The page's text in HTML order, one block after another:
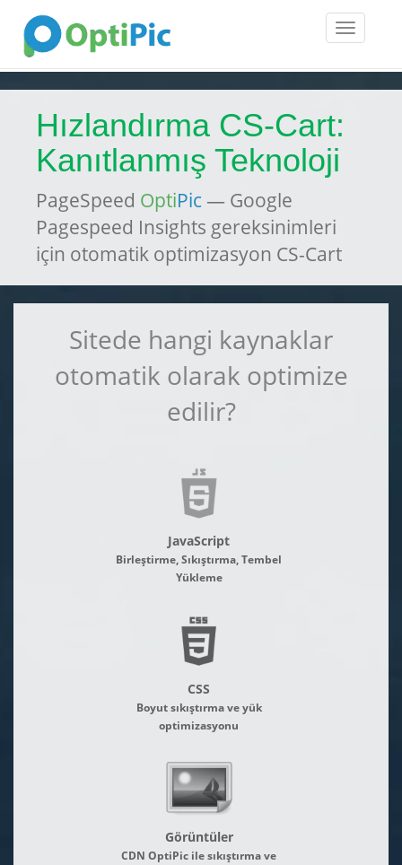
Toggle
Hızlandırma CS-Cart:
Kanıtlanmış Teknoloji
PageSpeed OptiPic — Google
Pagespeed Insights gereksinimleri
için otomatik optimizasyon CS-Cart
Sitede hangi kaynaklar
otomatik olarak optimize
edilir?
JavaScript
Birleştirme, Sıkıştırma, Tembel
Yükleme
CSS
Boyut sıkıştırma ve yük
optimizasyonu
Görüntüler
CDN OptiPic ile sıkıştırma ve